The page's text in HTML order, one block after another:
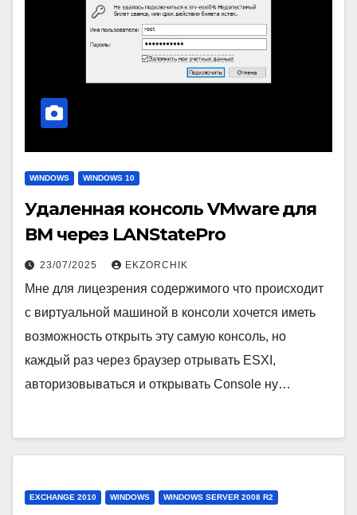
WINDOWS WINDOWS 10
Удаленная консоль VMware для
ВМ через LANStatePro
23/07/2025 EKZORCHIK
Мне для лицезрения содержимого что происходит
с виртуальной машиной в консоли хочется иметь
возможность открыть эту самую консоль, но
каждый раз через браузер отрывать ESXI,
авторизовываться и открывать Console ну…
EXCHANGE 2010 WINDOWS WINDOWS SERVER 2008 R2